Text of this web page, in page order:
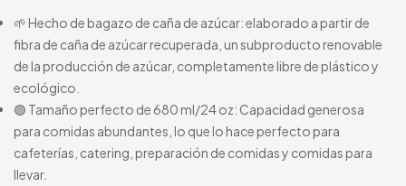
🌱 Hecho de bagazo de caña de azúcar: elaborado a partir de
fibra de caña de azúcar recuperada, un subproducto renovable
de la producción de azúcar, completamente libre de plástico y
ecológico.
🟣 Tamaño perfecto de 680 ml/24 oz: Capacidad generosa
para comidas abundantes, lo que lo hace perfecto para
cafeterías, catering, preparación de comidas y comidas para
llevar.